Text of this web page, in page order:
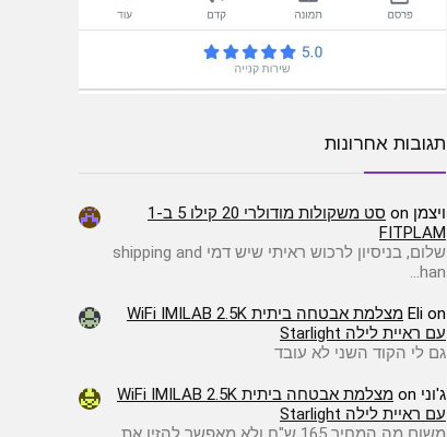
תגובות אחרונות
ויצמן on
סט משקולות מודולרי 20 קילו 5 ב-1
FITPLAM
שלום, בניסיון לרכוש ראיתי שיש דמי shipping and
han…
Eli on
מצלמת אבטחה ביתית WiFi IMILAB 2.5K
עם ראיית לילה Starlight
גם לי הקוד השני לא עובד
ג'וני on
מצלמת אבטחה ביתית WiFi IMILAB 2.5K
עם ראיית לילה Starlight